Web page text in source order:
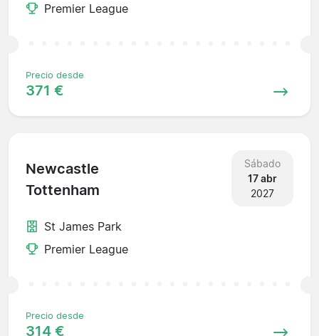
Premier League
Precio desde
371 €
Newcastle
Tottenham
Sábado
17 abr
2027
St James Park
Premier League
Precio desde
314 €